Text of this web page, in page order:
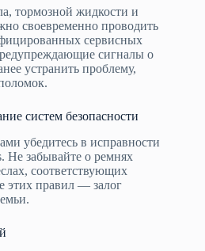
тормозной жидкости и
своевременно проводить
сервисных
сигналы о
устранить проблему,
систем безопасности
убедитесь в исправности
Не забывайте о ремнях
соответствующих
этих правил — залог